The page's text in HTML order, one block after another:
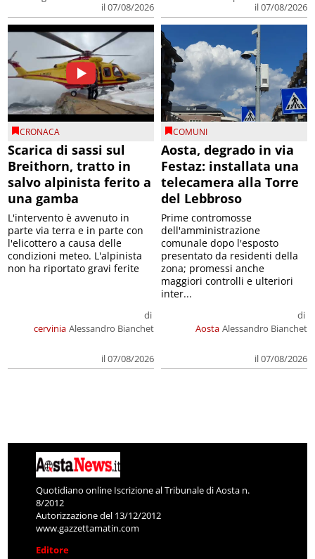
il 07/08/2026
il 07/08/2026
CRONACA
Scarica di sassi sul
Breithorn, tratto in
salvo alpinista ferito a
una gamba
cervinia
di
Alessandro Bianchet
il 07/08/2026
L'intervento è avvenuto in
parte via terra e in parte con
l'elicottero a causa delle
condizioni meteo. L'alpinista
non ha riportato gravi ferite
COMUNI
Aosta, degrado in via
Festaz: installata una
telecamera alla Torre
del Lebbroso
Aosta
di
Alessandro Bianchet
il 07/08/2026
Prime contromosse
dell'amministrazione
comunale dopo l'esposto
presentato da residenti della
zona; promessi anche
maggiori controlli e ulteriori
inter...
Quotidiano online Iscrizione al Tribunale di Aosta n.
8/2012
Autorizzazione del 13/12/2012
www.gazzettamatin.com
Editore